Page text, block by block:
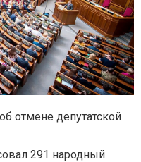
отмене депутатской
291 народный